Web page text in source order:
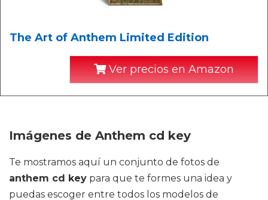
The Art of Anthem Limited Edition
Ver precios en Amazon
Imágenes de Anthem cd key
Te mostramos aquí un conjunto de fotos de
anthem cd key para que te formes una idea y
puedas escoger entre todos los modelos de